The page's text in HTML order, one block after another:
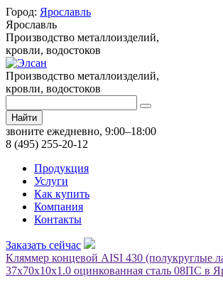
Город: Ярославль
Ярославль
Производство металлоизделий,
кровли, водостоков
Производство металлоизделий,
кровли, водостоков
Найти
звоните ежедневно, 9:00–18:00
8 (495) 255-20-12
Продукция
Услуги
Как купить
Компания
Контакты
Заказать сейчас
Кляммер концевой AISI 430 (полукруглые
37х70х10х1.0 оцинкованная сталь 08ПС в